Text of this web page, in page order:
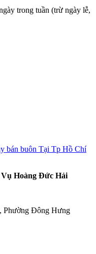
trong tuần (trừ ngày lễ,
Hoàng Đức Hải
Phường Đông Hưng